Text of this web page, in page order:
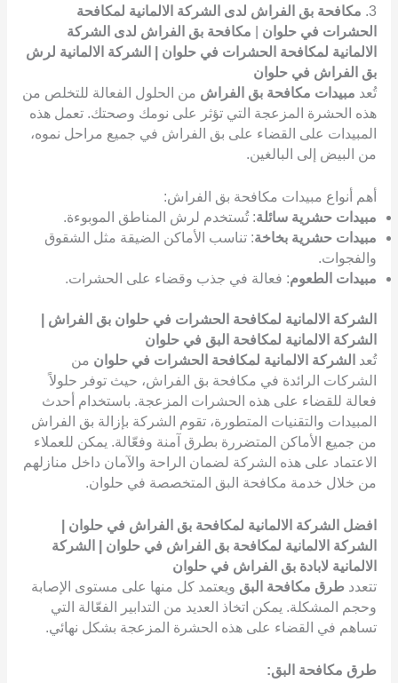
3. مكافحة بق الفراش لدى الشركة الالمانية لمكافحة
الحشرات في حلوان
مكافحة بق الفراش لدى الشركة
الالمانية لمكافحة الحشرات في حلوان | الشركة الالمانية لرش
بق الفراش في حلوان
تُعد مبيدات مكافحة بق الفراش من الحلول الفعالة للتخلص من
هذه الحشرة المزعجة التي تؤثر على نومك وصحتك. تعمل هذه
المبيدات على القضاء على بق الفراش في جميع مراحل نموه،
من البيض إلى البالغين.
أهم أنواع مبيدات مكافحة بق الفراش:
مبيدات حشرية سائلة: تُستخدم لرش المناطق الموبوءة.
مبيدات حشرية بخاخة: تناسب الأماكن الضيقة مثل الشقوق
والفجوات.
مبيدات الطعوم: فعالة في جذب وقضاء على الحشرات.
الشركة الالمانية لمكافحة الحشرات في حلوان بق الفراش |
الشركة الالمانية لمكافحة البق في حلوان
تُعد الشركة الالمانية لمكافحة الحشرات في حلوان من
الشركات الرائدة في مكافحة بق الفراش، حيث توفر حلولاً
فعالة للقضاء على هذه الحشرات المزعجة. باستخدام أحدث
المبيدات والتقنيات المتطورة، تقوم الشركة بإزالة بق الفراش
من جميع الأماكن المتضررة بطرق آمنة وفعّالة. يمكن للعملاء
الاعتماد على هذه الشركة لضمان الراحة والآمان داخل منازلهم
من خلال خدمة مكافحة البق المتخصصة في حلوان.
افضل الشركة الالمانية لمكافحة بق الفراش في حلوان |
الشركة الالمانية لمكافحة بق الفراش في حلوان
| الشركة
الالمانية لابادة بق الفراش في حلوان
تتعدد طرق مكافحة البق ويعتمد كل منها على مستوى الإصابة
وحجم المشكلة. يمكن اتخاذ العديد من التدابير الفعّالة التي
تساهم في القضاء على هذه الحشرة المزعجة بشكل نهائي.
طرق مكافحة البق: